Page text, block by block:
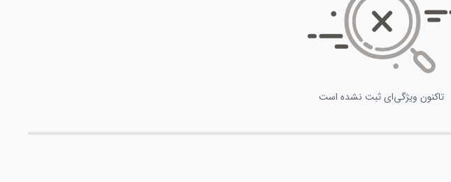
تاکنون ویژگی‌ای ثبت نشده است